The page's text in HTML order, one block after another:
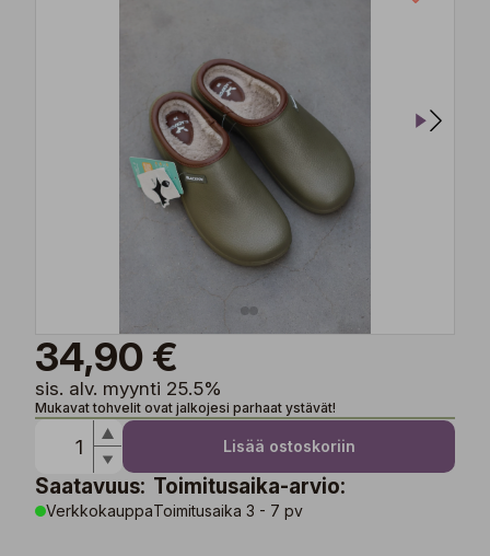
34,90 €
sis. alv. myynti 25.5%
Mukavat tohvelit ovat jalkojesi parhaat ystävät!
Lisää ostoskoriin
Saatavuus:
Verkkokauppa
Toimitusaika-arvio:
Toimitusaika 3 - 7 pv